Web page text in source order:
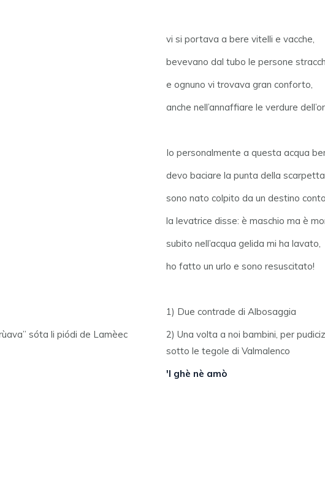
sóta li piódi de Lamèec
vi si portava a bere vitelli e vacche,
bevevano dal tubo le persone
e ognuno vi trovava gran conforto,
anche nell’annaffiare le verdure
Io personalmente a questa acqua
devo baciare la punta della
sono nato colpito da un destino
la levatrice disse: è maschio ma è
subito nell’acqua gelida mi ha lavato,
ho fatto un urlo e sono resuscitato!
1) Due contrade di Albosaggia
2) Una volta a noi bambini, per
sotto le tegole di Valmalenco
'l ghè nè amò